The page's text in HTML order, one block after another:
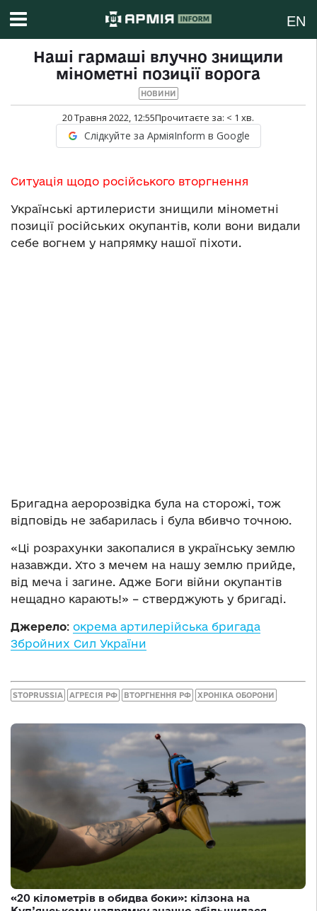
EN
Наші гармаші влучно знищили
мінометні позиції ворога
НОВИНИ
20 Травня 2022, 12:55Прочитаєте за: < 1 хв.
Слідкуйте за АрміяInform в Google
Ситуація щодо російського вторгнення
Українські артилеристи знищили мінометні
позиції російських окупантів, коли вони видали
себе вогнем у напрямку нашої піхоти.
Бригадна аеророзвідка була на сторожі, тож
відповідь не забарилась і була вбивчо точною.
«Ці розрахунки закопалися в українську землю
назавжди. Хто з мечем на нашу землю прийде,
від меча і загине. Адже Боги війни окупантів
нещадно карають!» – стверджують у бригаді.
Джерело: окрема артилерійська бригада
Збройних Сил України
STOPRUSSIA АГРЕСІЯ РФ ВТОРГНЕННЯ РФ ХРОНІКА ОБОРОНИ
«20 кілометрів в обидва боки»: кілзона на